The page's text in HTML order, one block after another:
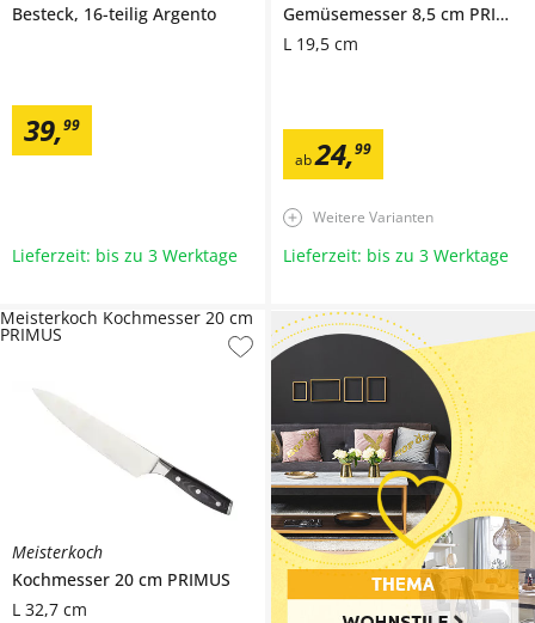
Besteck, 16-teilig Argento
39,99
Lieferzeit: bis zu 3 Werktage
Gemüsemesser 8,5 cm PRIMUS
L 19,5 cm
ab24,99
Weitere Varianten
Lieferzeit: bis zu 3 Werktage
Meisterkoch
Kochmesser 20 cm PRIMUS
L 32,7 cm
Meisterkoch Kochmesser 20 cm
PRIMUS